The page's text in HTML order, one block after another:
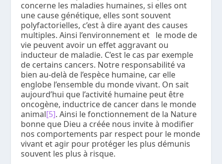
concerne les maladies humaines, si elles ont
une cause génétique, elles sont souvent
polyfactorielles, c’est à dire ayant des causes
multiples. Ainsi l’environnement et le mode de
vie peuvent avoir un effet aggravant ou
inducteur de maladie. C’est le cas par exemple
de certains cancers. Notre responsabilité va
bien au-delà de l’espèce humaine, car elle
englobe l’ensemble du monde vivant. On sait
aujourd’hui que l’activité humaine peut être
oncogène, inductrice de cancer dans le monde
animal[5]. Ainsi le fonctionnement de la Nature
bonne que Dieu a créée nous invite à modifier
nos comportements par respect pour le monde
vivant et agir pour protéger les plus démunis
souvent les plus à risque.